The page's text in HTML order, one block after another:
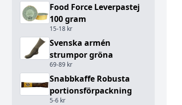
Food Force Leverpastej
100 gram
15-18 kr
Svenska armén
strumpor gröna
69-89 kr
Snabbkaffe Robusta
portionsförpackning
5-6 kr